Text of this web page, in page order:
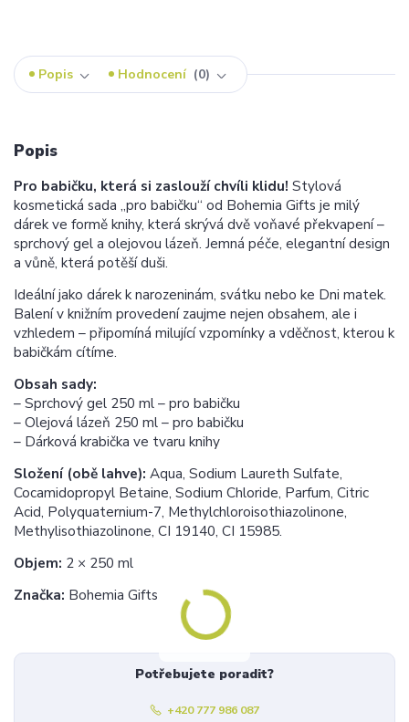
Popis Hodnocení 0
Popis
Pro babičku, která si zaslouží chvíli klidu! Stylová
kosmetická sada „pro babičku“ od Bohemia Gifts je milý
dárek ve formě knihy, která skrývá dvě voňavé překvapení –
sprchový gel a olejovou lázeň. Jemná péče, elegantní design
a vůně, která potěší duši.
Ideální jako dárek k narozeninám, svátku nebo ke Dni matek.
Balení v knižním provedení zaujme nejen obsahem, ale i
vzhledem – připomíná milující vzpomínky a vděčnost, kterou k
babičkám cítíme.
Obsah sady:
– Sprchový gel 250 ml – pro babičku
– Olejová lázeň 250 ml – pro babičku
– Dárková krabička ve tvaru knihy
Složení (obě lahve): Aqua, Sodium Laureth Sulfate,
Cocamidopropyl Betaine, Sodium Chloride, Parfum, Citric
Acid, Polyquaternium-7, Methylchloroisothiazolinone,
Methylisothiazolinone, CI 19140, CI 15985.
Objem: 2 × 250 ml
Značka: Bohemia Gifts
Potřebujete poradit?
+420 777 986 087